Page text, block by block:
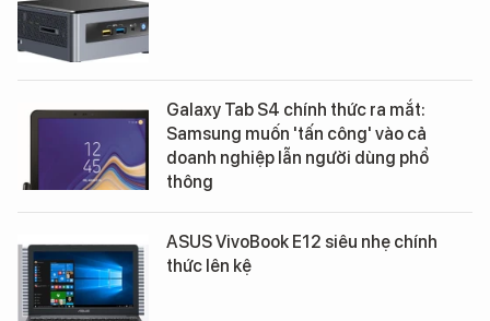
Galaxy Tab S4 chính thức ra mắt:
Samsung muốn 'tấn công' vào cả
doanh nghiệp lẫn người dùng phổ
thông
ASUS VivoBook E12 siêu nhẹ chính
thức lên kệ